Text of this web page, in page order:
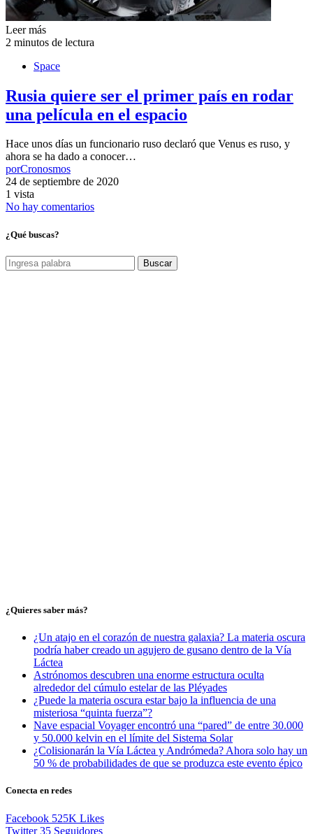
Leer más
2 minutos de lectura
Space
Rusia quiere ser el primer país en rodar
una película en el espacio
Hace unos días un funcionario ruso declaró que Venus es ruso, y
ahora se ha dado a conocer…
porCronosmos
24 de septiembre de 2020
1 vista
No hay comentarios
¿Qué buscas?
Buscar
¿Quieres saber más?
¿Un atajo en el corazón de nuestra galaxia? La materia oscura
podría haber creado un agujero de gusano dentro de la Vía
Láctea
Astrónomos descubren una enorme estructura oculta
alrededor del cúmulo estelar de las Pléyades
¿Puede la materia oscura estar bajo la influencia de una
misteriosa “quinta fuerza”?
Nave espacial Voyager encontró una “pared” de entre 30.000
y 50.000 kelvin en el límite del Sistema Solar
¿Colisionarán la Vía Láctea y Andrómeda? Ahora solo hay un
50 % de probabilidades de que se produzca este evento épico
Conecta en redes
Facebook 525K Likes
Twitter 35 Seguidores